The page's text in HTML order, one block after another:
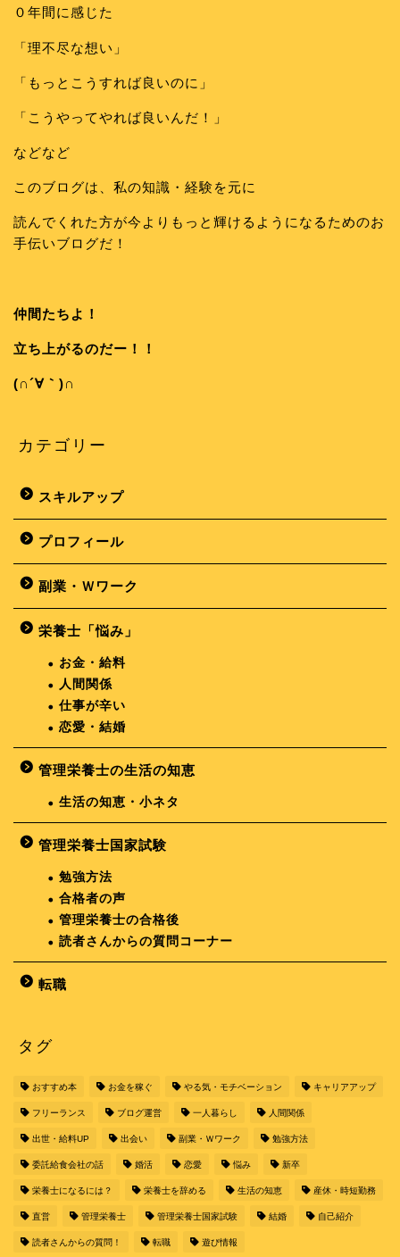
０年間に感じた
「理不尽な想い」
「もっとこうすれば良いのに」
「こうやってやれば良いんだ！」
などなど
このブログは、私の知識・経験を元に
読んでくれた方が今よりもっと輝けるようになるためのお
手伝いブログだ！
仲間たちよ！
立ち上がるのだー！！
(∩´∀｀)∩
カテゴリー
スキルアップ
プロフィール
副業・Ｗワーク
栄養士「悩み」
お金・給料
人間関係
仕事が辛い
恋愛・結婚
管理栄養士の生活の知恵
生活の知恵・小ネタ
管理栄養士国家試験
勉強方法
合格者の声
管理栄養士の合格後
読者さんからの質問コーナー
転職
タグ
おすすめ本 お金を稼ぐ やる気・モチベーション キャリアアップ
フリーランス ブログ運営 一人暮らし 人間関係
出世・給料UP 出会い 副業・Ｗワーク 勉強方法
委託給食会社の話 婚活 恋愛 悩み 新卒
栄養士になるには？ 栄養士を辞める 生活の知恵 産休・時短勤務
直営 管理栄養士 管理栄養士国家試験 結婚 自己紹介
読者さんからの質問！ 転職 遊び情報